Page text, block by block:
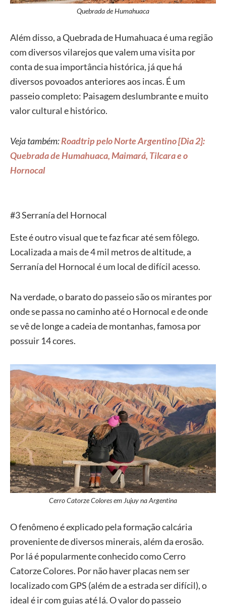
Quebrada de Humahuaca
Além disso, a Quebrada de Humahuaca é uma região
com diversos vilarejos que valem uma visita por
conta de sua importância histórica, já que há
diversos povoados anteriores aos incas. É um
passeio completo: Paisagem deslumbrante e muito
valor cultural e histórico.
Veja também:Roadtrip pelo Norte Argentino [Dia 2]:
Quebrada de Humahuaca, Maimará, Tilcara e o
Hornocal
#3 Serranía del Hornocal
Este é outro visual que te faz ficar até sem fôlego.
Localizada a mais de 4 mil metros de altitude, a
Serranía del Hornocal é um local de difícil acesso.
Na verdade, o barato do passeio são os mirantes por
onde se passa no caminho até o Hornocal e de onde
se vê de longe a cadeia de montanhas, famosa por
possuir 14 cores.
Cerro Catorze Colores em Jujuy na Argentina
O fenômeno é explicado pela formação calcária
proveniente de diversos minerais, além da erosão.
Por lá é popularmente conhecido como Cerro
Catorze Colores. Por não haver placas nem ser
localizado com GPS (além de a estrada ser difícil), o
ideal é ir com guias até lá. O valor do passeio